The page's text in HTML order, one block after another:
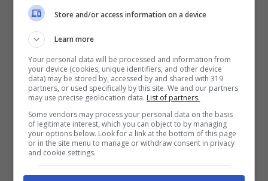
parte del nuovoPapa Prevost Leone XIV
che ora fa sognare i tifosi della squadra di
calcio italiana.
Store and/or access information on a device
Learn more
Your personal data will be processed and information from
your device (cookies, unique identifiers, and other device
data) may be stored by, accessed by and shared with 319
partners, or used specifically by this site. We and our partners
may use precise geolocation data. List of partners.
Some vendors may process your personal data on the basis
of legitimate interest, which you can object to by managing
your options below. Look for a link at the bottom of this page
or in the site menu to manage or withdraw consent in privacy
and cookie settings.